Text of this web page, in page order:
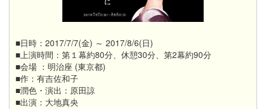
■日時：2017/7/7(金) ～ 2017/8/6(日)
■上演時間：第１幕約80分、休憩30分、第2幕約90分
■会場 ：明治座 (東京都)
■作：有吉佐和子
■潤色・演出：原田諒
■出演：大地真央